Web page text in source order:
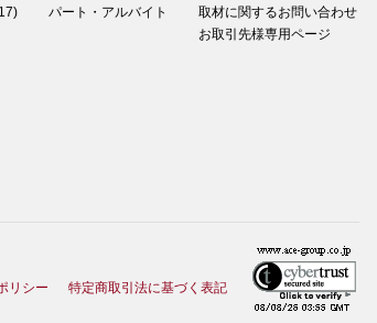
パート・アルバイト
取材に関するお問い合わせ
お取引先様専用ページ
リシー 特定商取引法に基づく表記